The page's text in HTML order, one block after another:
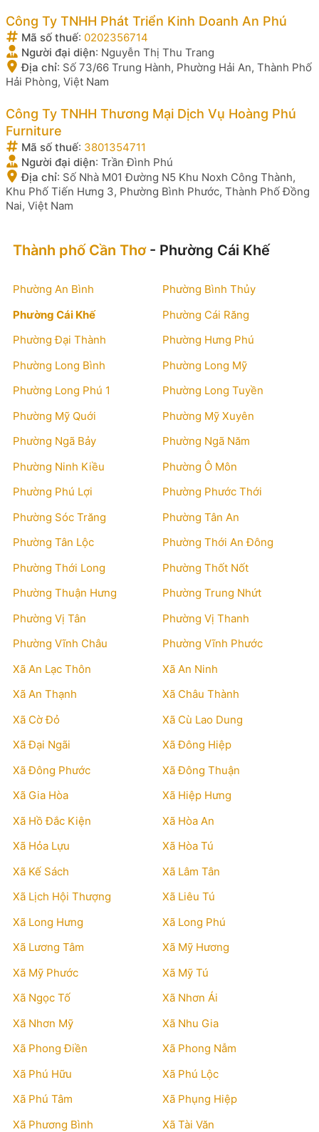
Công Ty TNHH Phát Triển Kinh Doanh An Phú
Mã số thuế: 0202356714
Người đại diện: Nguyễn Thị Thu Trang
Địa chỉ: Số 73/66 Trung Hành, Phường Hải An, Thành Phố
Hải Phòng, Việt Nam
Công Ty TNHH Thương Mại Dịch Vụ Hoàng Phú
Furniture
Mã số thuế: 3801354711
Người đại diện: Trần Đình Phú
Địa chỉ: Số Nhà M01 Đường N5 Khu Noxh Công Thành,
Khu Phố Tiến Hưng 3, Phường Bình Phước, Thành Phố Đồng
Nai, Việt Nam
Thành phố Cần Thơ- Phường Cái Khế
Phường An Bình
Phường Bình Thủy
Phường Cái Khế
Phường Cái Răng
Phường Đại Thành
Phường Hưng Phú
Phường Long Bình
Phường Long Mỹ
Phường Long Phú 1
Phường Long Tuyền
Phường Mỹ Quới
Phường Mỹ Xuyên
Phường Ngã Bảy
Phường Ngã Năm
Phường Ninh Kiều
Phường Ô Môn
Phường Phú Lợi
Phường Phước Thới
Phường Sóc Trăng
Phường Tân An
Phường Tân Lộc
Phường Thới An Đông
Phường Thới Long
Phường Thốt Nốt
Phường Thuận Hưng
Phường Trung Nhứt
Phường Vị Tân
Phường Vị Thanh
Phường Vĩnh Châu
Phường Vĩnh Phước
Xã An Lạc Thôn
Xã An Ninh
Xã An Thạnh
Xã Châu Thành
Xã Cờ Đỏ
Xã Cù Lao Dung
Xã Đại Ngãi
Xã Đông Hiệp
Xã Đông Phước
Xã Đông Thuận
Xã Gia Hòa
Xã Hiệp Hưng
Xã Hồ Đắc Kiện
Xã Hòa An
Xã Hỏa Lựu
Xã Hòa Tú
Xã Kế Sách
Xã Lâm Tân
Xã Lịch Hội Thượng
Xã Liêu Tú
Xã Long Hưng
Xã Long Phú
Xã Lương Tâm
Xã Mỹ Hương
Xã Mỹ Phước
Xã Mỹ Tú
Xã Ngọc Tố
Xã Nhơn Ái
Xã Nhơn Mỹ
Xã Nhu Gia
Xã Phong Điền
Xã Phong Nẫm
Xã Phú Hữu
Xã Phú Lộc
Xã Phú Tâm
Xã Phụng Hiệp
Xã Phương Bình
Xã Tài Văn